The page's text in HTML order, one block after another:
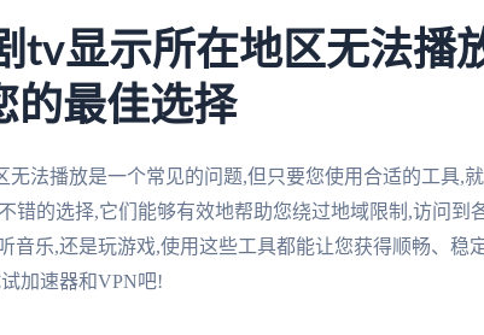
tv显示所在地区无法播
的最佳选择
无法播放是一个常见的问题,但只要您使用合适的工具,
错的选择,它们能够有效地帮助您绕过地域限制,访问到
音乐,还是玩游戏,使用这些工具都能让您获得顺畅、稳
加速器和VPN吧!